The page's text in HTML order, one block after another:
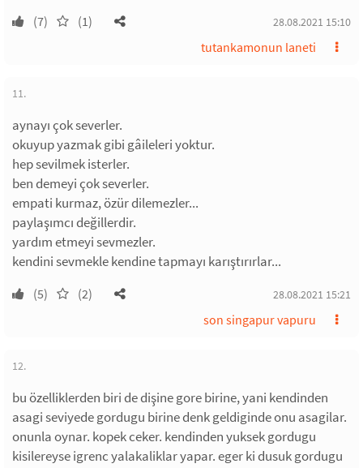
(7) (1) 28.08.2021 15:10
tutankamonun laneti
11.
aynayı çok severler.
okuyup yazmak gibi gâileleri yoktur.
hep sevilmek isterler.
ben demeyi çok severler.
empati kurmaz, özür dilemezler...
paylaşımcı değillerdir.
yardım etmeyi sevmezler.
kendini sevmekle kendine tapmayı karıştırırlar...
(5) (2) 28.08.2021 15:21
son singapur vapuru
12.
bu özelliklerden biri de dişine gore birine, yani kendinden
asagi seviyede gordugu birine denk geldiginde onu asagilar.
onunla oynar. kopek ceker. kendinden yuksek gordugu
kisilereyse igrenc yalakaliklar yapar. eger ki dusuk gordugu